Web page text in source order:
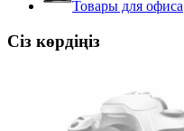
Товары для офиса
Сіз көрдіңіз